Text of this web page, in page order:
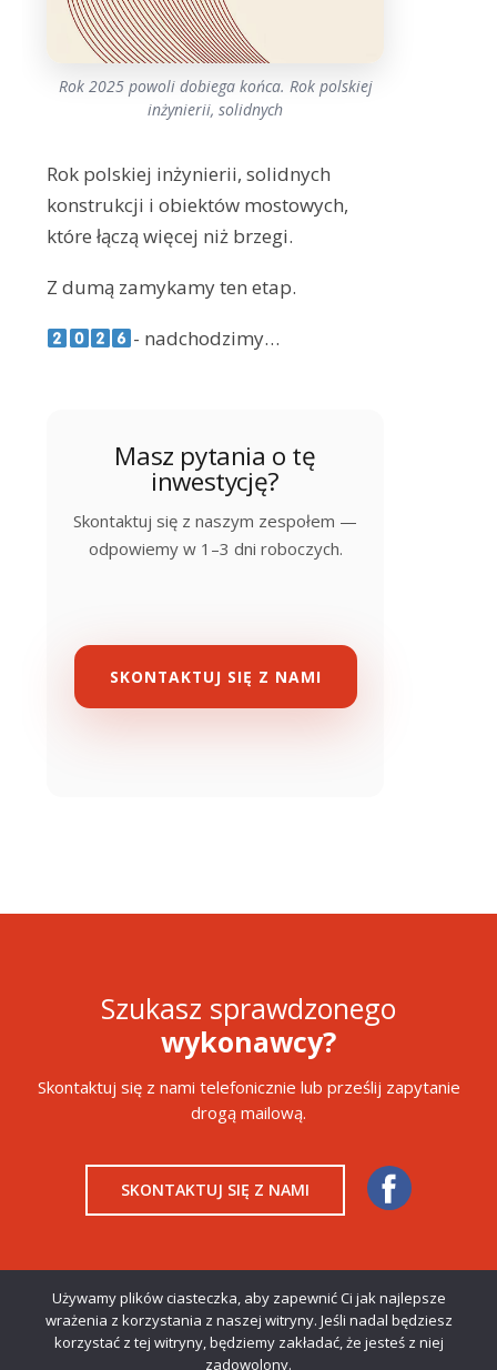
Rok 2025 powoli dobiega końca. Rok polskiej
inżynierii, solidnych
Rok polskiej inżynierii, solidnych
konstrukcji i obiektów mostowych,
które łączą więcej niż brzegi.
Z dumą zamykamy ten etap.
- nadchodzimy…
Masz pytania o tę
inwestycję?
Skontaktuj się z naszym zespołem —
odpowiemy w 1–3 dni roboczych.
SKONTAKTUJ SIĘ Z NAMI
Szukasz sprawdzonego
wykonawcy?
Skontaktuj się z nami telefonicznie lub prześlij zapytanie
drogą mailową.
SKONTAKTUJ SIĘ Z NAMI
Copyright © 2019 Primost Południe. Wszystkie prawa
Używamy plików ciasteczka, aby zapewnić Ci jak najlepsze
wrażenia z korzystania z naszej witryny. Jeśli nadal będziesz
korzystać z tej witryny, będziemy zakładać, że jesteś z niej
zadowolony.